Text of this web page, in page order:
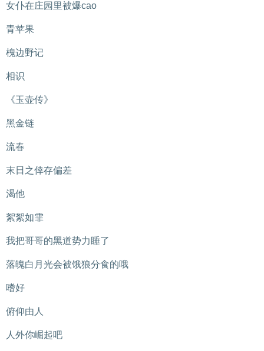
女仆在庄园里被爆cao
青苹果
槐边野记
相识
《玉壶传》
黑金链
流春
末日之倖存偏差
渴他
絮絮如霏
我把哥哥的黑道势力睡了
落魄白月光会被饿狼分食的哦
嗜好
俯仰由人
人外你崛起吧